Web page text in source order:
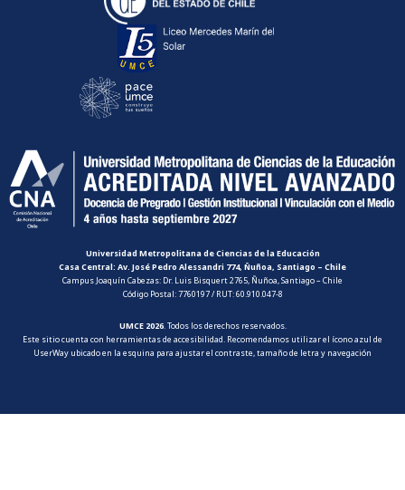
Universidad Metropolitana de Ciencias de la Educación
Casa Central: Av. José Pedro Alessandri 774, Ñuñoa, Santiago – Chile
Campus Joaquín Cabezas: Dr. Luis Bisquert 2765, Ñuñoa, Santiago – Chile
Código Postal: 7760197 / RUT: 60.910.047-8
UMCE 2026. Todos los derechos reservados.
Este sitio cuenta con herramientas de accesibilidad. Recomendamos utilizar el ícono azul de
UserWay ubicado en la esquina para ajustar el contraste, tamaño de letra y navegación